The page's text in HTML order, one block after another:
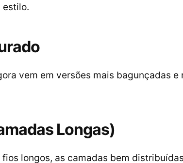
estilo.
vem em versões mais bagunçadas e
Longas)
longos, as camadas bem